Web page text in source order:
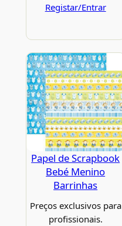
Registar/Entrar
Papel de Scrapbook
Bebé Menino
Barrinhas
Preços exclusivos para
profissionais.